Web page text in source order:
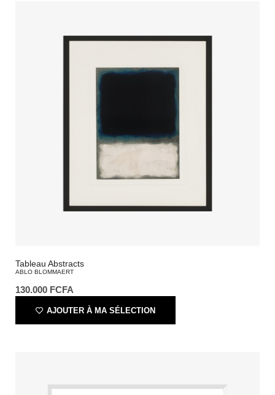
Tableau Abstracts
ABLO BLOMMAERT
130.000 FCFA
AJOUTER À MA SÉLECTION